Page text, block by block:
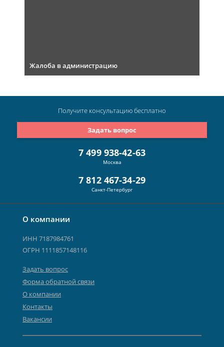
Жалоба в администрацию
О компании
ИНН 7187984761
ОГРН 1111857148116
Задать вопрос
Форма обратной связи
О компании
Контакты
Вакансии
7 499 938-42-63
Москва
7 812 467-34-29
Санкт-Петербург
Задать вопрос
Получите консультациюбесплатно